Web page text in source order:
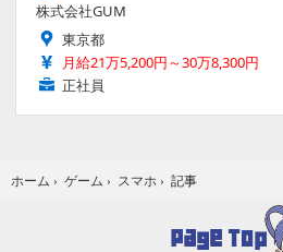
株式会社GUM
東京都
月給21万5,200円～30万8,300円
正社員
ホーム › ゲーム › スマホ › 記事